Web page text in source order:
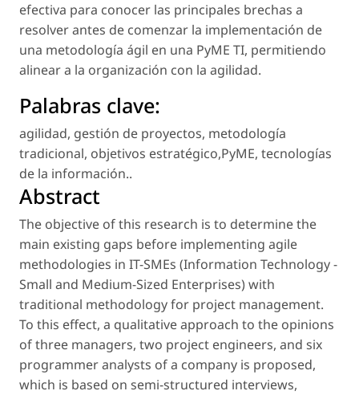
efectiva para conocer las principales brechas a
resolver antes de comenzar la implementación de
una metodología ágil en una PyME TI, permitiendo
alinear a la organización con la agilidad.
Palabras clave:
agilidad, gestión de proyectos, metodología
tradicional, objetivos estratégico,PyME, tecnologías
de la información..
Abstract
The objective of this research is to determine the
main existing gaps before implementing agile
methodologies in IT-SMEs (Information Technology -
Small and Medium-Sized Enterprises) with
traditional methodology for project management.
To this effect, a qualitative approach to the opinions
of three managers, two project engineers, and six
programmer analysts of a company is proposed,
which is based on semi-structured interviews,